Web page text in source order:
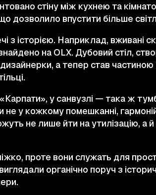
стіну між кухнею та
дозволило впустити більше
з історією. Наприклад, вживані
на ОLX. Дубовий стіл,
а тепер став частиною
у санвузлі — така ж
не у кожкому помешканні,
не лише йти на утилізацію, а
проте вони служать для
органічно поруч з